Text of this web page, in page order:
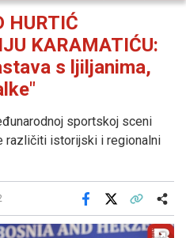
HURTIĆ
KARAMATIĆU:
s ljiljanima,
sportskoj sceni
različiti istorijski i regionalni
Facebook